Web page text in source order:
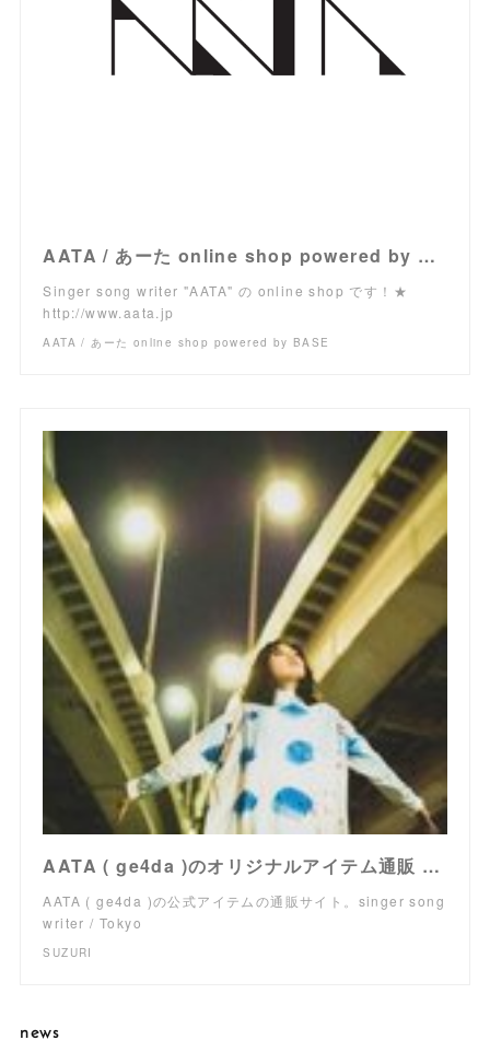
AATA / あーた online shop powered by BASE
Singer song writer "AATA" の online shop です！★
http://www.aata.jp
AATA / あーた online shop powered by BASE
AATA ( ge4da )のオリジナルアイテム通販 ∞ SUZURI（スズリ）
AATA ( ge4da )の公式アイテムの通販サイト。singer song
writer / Tokyo
SUZURI
news